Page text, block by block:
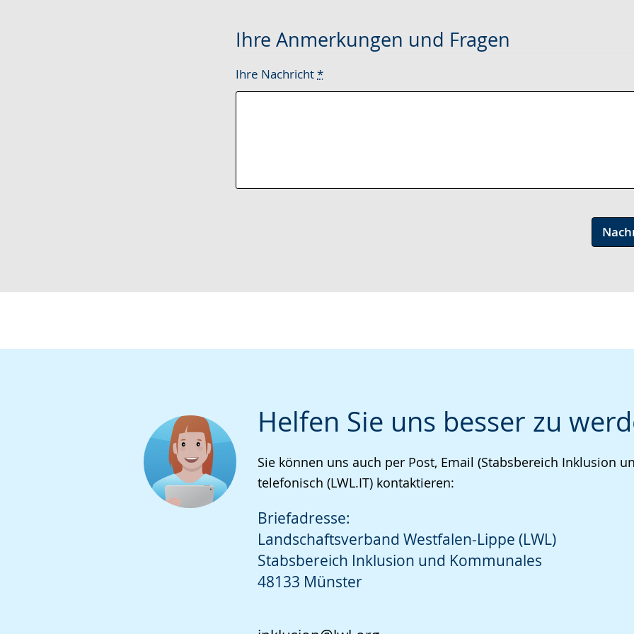
Ihre Anmerkungen und Fragen
Ihre Nachricht*
Helfen Sie uns besser zu
Sie können uns auch per Post, Email (Stabsbereich Inklusion
telefonisch (LWL.IT) kontaktieren:
Briefadresse:
Landschaftsverband Westfalen-Lippe (LWL)
Stabsbereich Inklusion und Kommunales
48133 Münster